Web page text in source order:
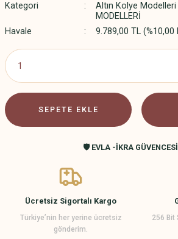
Kategori Altın Kolye Modelleri
MODELLERİ
Havale
9.789,00 TL
SEPETE EKLE
🛡️ EVLA -İKRA
Ücretsiz Sigortalı Kargo
Türkiye’nin her yerine ücretsiz
gönderim.
256 Bit